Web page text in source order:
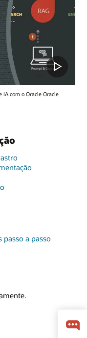
com o Oracle Oracle
a passo